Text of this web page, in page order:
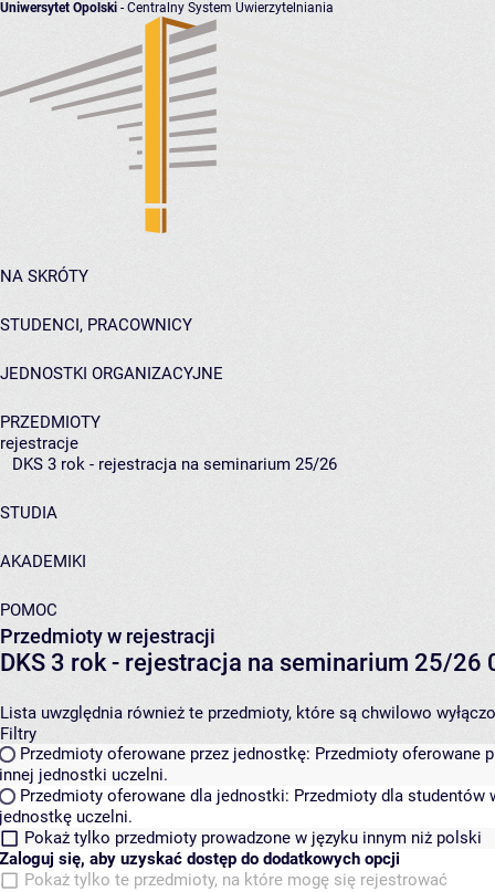
Uniwersytet Opolski - Centralny System Uwierzytelniania
NA SKRÓTY
STUDENCI, PRACOWNICY
JEDNOSTKI ORGANIZACYJNE
PRZEDMIOTY
rejestracje
DKS 3 rok - rejestracja na seminarium 25/26
STUDIA
AKADEMIKI
POMOC
Przedmioty w rejestracji
DKS 3 rok - rejestracja na seminarium 25/26
Lista uwzględnia również te przedmioty, które są chwilowo
Filtry
Przedmioty oferowane przez jednostkę: Przedmioty oferowane
innej jednostki uczelni.
Przedmioty oferowane dla jednostki: Przedmioty dla studentów
jednostkę uczelni.
Pokaż tylko przedmioty prowadzone w języku innym niż polski
Zaloguj się, aby uzyskać dostęp do dodatkowych opcji
Pokaż tylko te przedmioty, na które mogę się rejestrować